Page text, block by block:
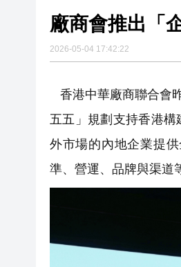
2026-05-04 17:42:22
香港中華廠商聯合會
五五」規劃支持香港
外市場的內地企業提
準、營運、品牌與渠道